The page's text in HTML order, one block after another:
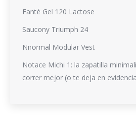
Fanté Gel 120 Lactose
Saucony Triumph 24
Nnormal Modular Vest
Notace Michi 1: la zapatilla
correr mejor (o te deja en